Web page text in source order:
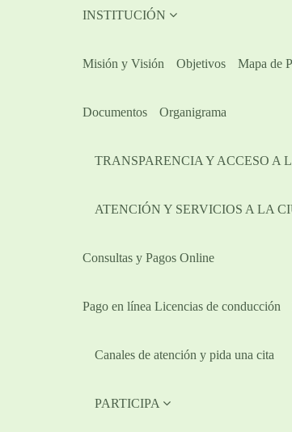
INSTITUCIÓN
Misión y Visión Objetivos Mapa de
Documentos Organigrama
TRANSPARENCIA Y ACCESO A
ATENCIÓN Y SERVICIOS A LA
Consultas y Pagos Online
Pago en línea Licencias de conducción
Canales de atención y pida una cita
PARTICIPA